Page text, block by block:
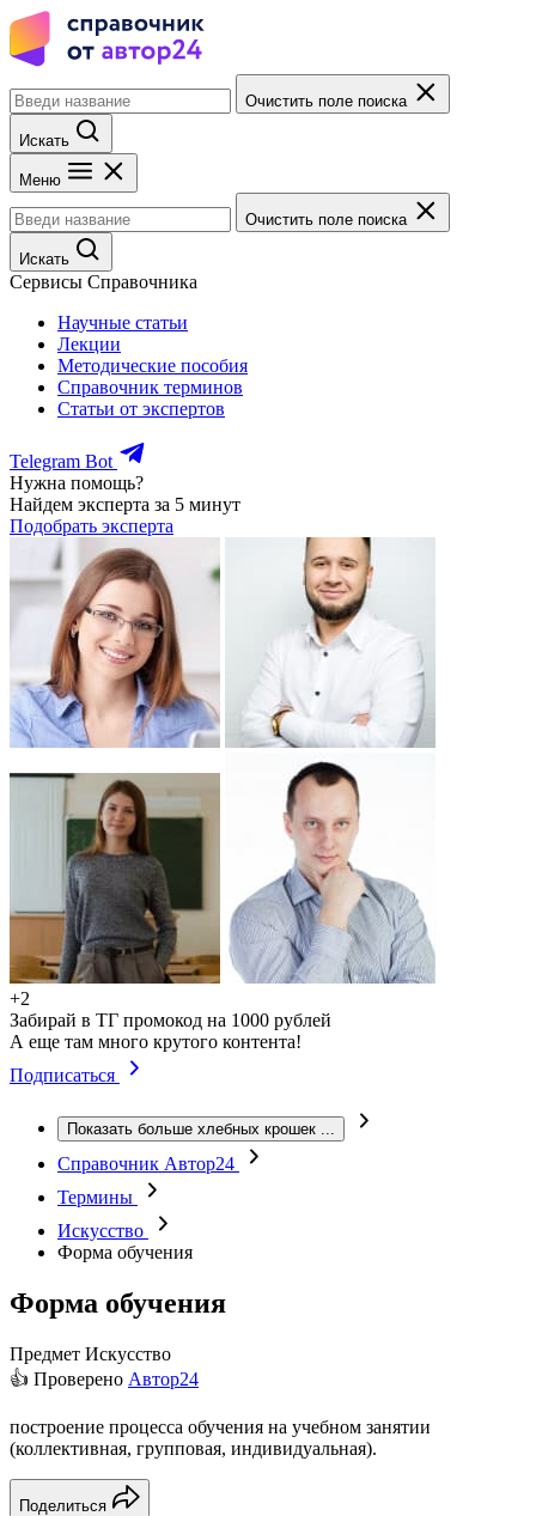
Очистить поле поиска
Искать
Меню
Очистить поле поиска
Искать
Сервисы Справочника
Научные статьи
Лекции
Методические пособия
Справочник терминов
Статьи от экспертов
Telegram Bot
Нужна помощь?
Найдем эксперта за 5 минут
Подобрать эксперта
+2
Забирай в ТГ промокод на 1000 рублей
А еще там много крутого контента!
Подписаться
Показать больше хлебных крошек ...
Справочник Автор24
Термины
Искусство
Форма обучения
Форма обучения
Предмет Искусство
👍 Проверено Автор24
построение процесса обучения на учебном занятии
(коллективная, групповая, индивидуальная).
Поделиться